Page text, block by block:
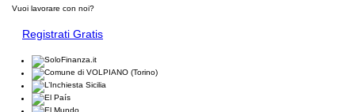
Vuoi lavorare con noi?
Registrati Gratis